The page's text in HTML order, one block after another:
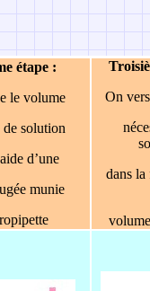
étape :
le volume
de solution
d’une
munie
On
dans la